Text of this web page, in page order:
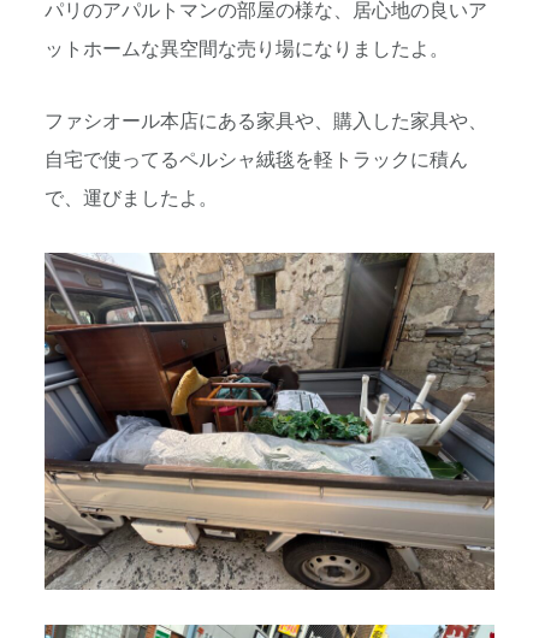
パリのアパルトマンの部屋の様な、居心地の良いア
ットホームな異空間な売り場になりましたよ。
ファシオール本店にある家具や、購入した家具や、
自宅で使ってるペルシャ絨毯を軽トラックに積ん
で、運びましたよ。